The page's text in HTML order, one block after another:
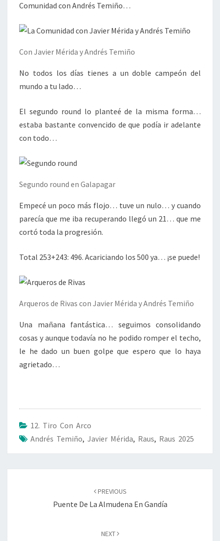
Comunidad con Andrés Temiño…
Con Javier Mérida y Andrés Temiño
No todos los días tienes a un doble campeón del
mundo a tu lado…
El segundo round lo planteé de la misma forma…
estaba bastante convencido de que podía ir adelante
con todo…
Segundo round en Galapagar
Empecé un poco más flojo… tuve un nulo… y cuando
parecía que me iba recuperando llegó un 21… que me
cortó toda la progresión.
Total 253+243: 496. Acariciando los 500 ya… ¡se puede!
Arqueros de Rivas con Javier Mérida y Andrés Temiño
Una mañana fantástica… seguimos consolidando
cosas y aunque todavía no he podido romper el techo,
le he dado un buen golpe que espero que lo haya
agrietado…
12. Tiro Con Arco
Andrés Temiño, Javier Mérida, Raus, Raus 2025
PREVIOUS
Puente De La Almudena En Gandía
NEXT